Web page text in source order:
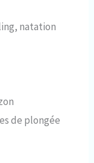
natation
de plongée